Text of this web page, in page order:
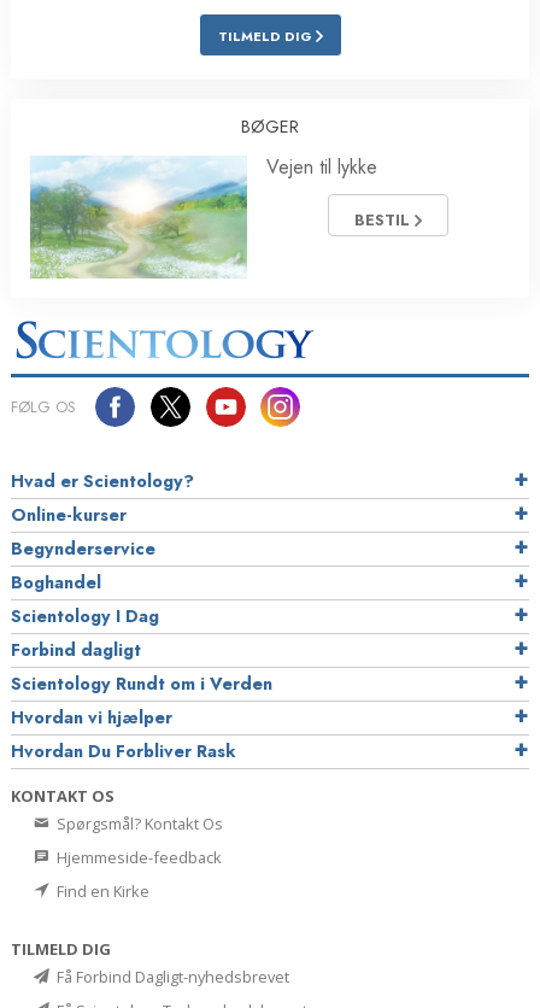
TILMELD DIG
BØGER
Vejen til lykke
BESTIL
FØLG OS
Hvad er Scientology?
Online-kurser
Begynderservice
Boghandel
Scientology I Dag
Forbind dagligt
Scientology Rundt om i Verden
Hvordan vi hjælper
Hvordan Du Forbliver Rask
KONTAKT OS
Spørgsmål? Kontakt Os
Hjemmeside-feedback
Find en Kirke
TILMELD DIG
Få Forbind Dagligt-nyhedsbrevet